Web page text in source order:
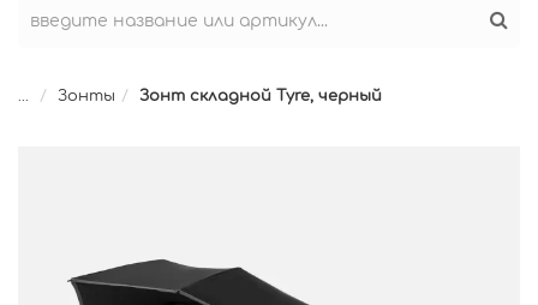
... Зонты Зонт складной Tyre, черный